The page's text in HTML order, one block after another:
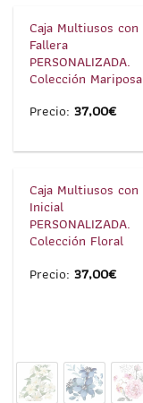
Caja Multiusos con
Fallera
PERSONALIZADA.
Colección Mariposa
Precio:37,00€
Caja Multiusos con
Inicial
PERSONALIZADA.
Colección Floral
Precio:37,00€